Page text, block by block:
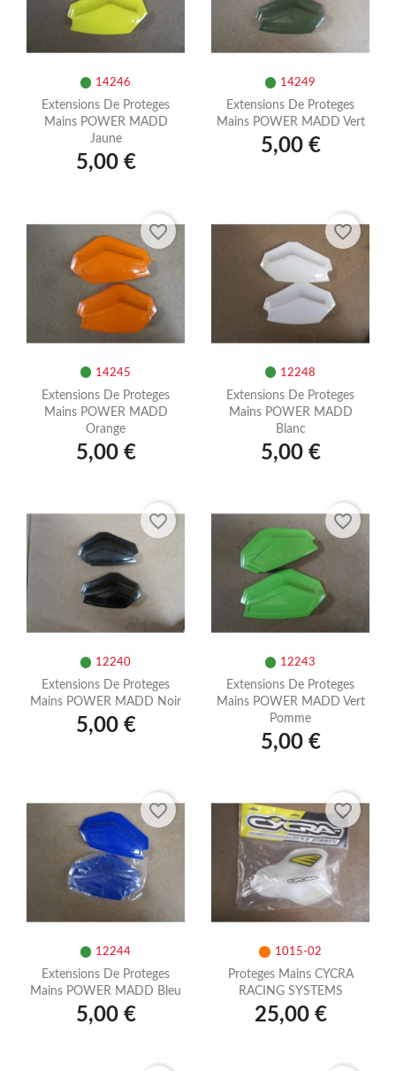
14246
Extensions De Proteges
Mains POWER MADD
Jaune
5,00 €
14249
Extensions De Proteges
Mains POWER MADD Vert
5,00 €
14245
Extensions De Proteges
Mains POWER MADD
Orange
5,00 €
favorite_border
12248
Extensions De Proteges
Mains POWER MADD
Blanc
5,00 €
favorite_border
12240
Extensions De Proteges
Mains POWER MADD Noir
5,00 €
favorite_border
12243
Extensions De Proteges
Mains POWER MADD Vert
Pomme
5,00 €
favorite_border
12244
Extensions De Proteges
Mains POWER MADD Bleu
5,00 €
favorite_border
1015-02
Proteges Mains CYCRA
RACING SYSTEMS
25,00 €
favorite_border